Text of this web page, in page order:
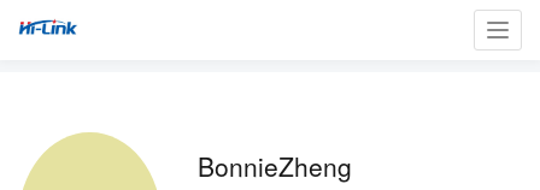
BonnieZheng